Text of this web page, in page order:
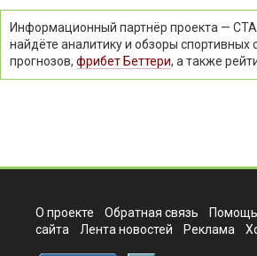
Информационный партнёр проекта —
найдёте аналитику и обзоры спортивных
прогнозов, фрибет Беттери, а также
О проекте Обратная связь
Помощь
сайта
Лента новостей Реклама